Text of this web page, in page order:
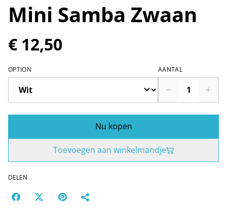
Mini Samba Zwaan
€ 12,50
OPTION AANTAL
Nu kopen
Toevoegen aan winkelmandje
DELEN